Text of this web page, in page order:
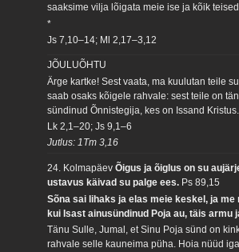
saaksime vilja lõigata meie ise ja kõik
*
Js 7,10–14; Ml 2,17–3,12
JÕULUÕHTU
Ärge kartke! Sest vaata, ma kuulutan teile
saab osaks kõigele rahvale: sest teile on
sündinud Õnnistegija, kes on Issand Kristus.
Lk 2,1–20; Js 9,1–6
Jutlus: 1Tm 3,16
24. KolmapäevÕigus ja õiglus on su
ustavus käivad su palge ees. Ps 89,15
Sõna sai lihaks ja elas meie keskel, ja me
kui Isast ainusündinud Poja au, täis armu
Tänu Sulle, Jumal, et Sinu Poja sünd on
rahvale selle kauneima püha. Hoia nüüd